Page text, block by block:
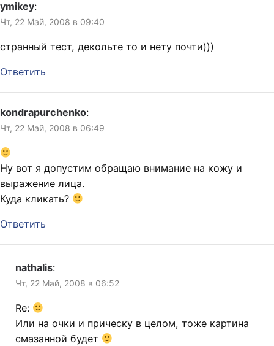
ymikey:
Чт, 22 Май, 2008 в 09:40
странный тест, декольте то и нету почти)))
Ответить
kondrapurchenko:
Чт, 22 Май, 2008 в 06:49
Ну вот я допустим обращаю внимание на кожу и
выражение лица.
Куда кликать?
Ответить
nathalis:
Чт, 22 Май, 2008 в 06:52
Re:
Или на очки и прическу в целом, тоже картина
смазанной будет